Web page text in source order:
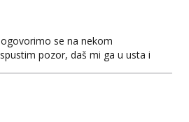
se na nekom
pozor, daš mi ga u usta i